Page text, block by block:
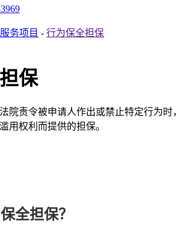
服务项目 - 行为保全担保
保
院责令被申请人作出或禁止特定行为时，
用权利而提供的担保。
全担保？